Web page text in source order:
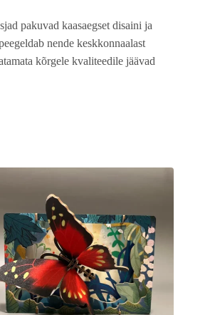
pakuvad kaasaegset disaini ja
nende keskkonnaalast
kõrgele kvaliteedile jäävad